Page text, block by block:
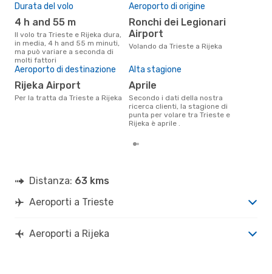
Durata del volo
4 h and 55 m
Il volo tra Trieste e Rijeka dura,
in media, 4 h and 55 m minuti,
ma può variare a seconda di
molti fattori
Aeroporto di origine
Ronchi dei Legionari
Airport
Volando da Trieste a Rijeka
Aeroporto di destinazione
Rijeka Airport
Per la tratta da Trieste a Rijeka
Alta stagione
aprile
Secondo i dati della nostra
ricerca clienti, la stagione di
punta per volare tra Trieste e
Rijeka è aprile .
Distanza: 63 kms
Aeroporti a Trieste
Aeroporti a Rijeka